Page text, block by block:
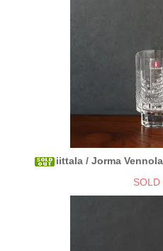
iittala / Jorma
SOLD